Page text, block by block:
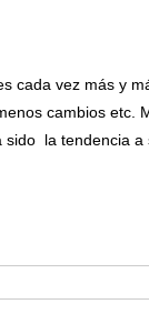
cada vez más y
cambios
la tendencia